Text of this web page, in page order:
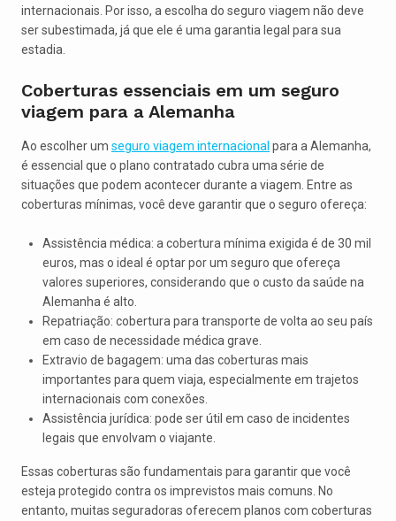
internacionais. Por isso, a escolha do seguro viagem não deve
ser subestimada, já que ele é uma garantia legal para sua
estadia.
Coberturas essenciais em um seguro
viagem para a Alemanha
Ao escolher um seguro viagem internacional para a Alemanha,
é essencial que o plano contratado cubra uma série de
situações que podem acontecer durante a viagem. Entre as
coberturas mínimas, você deve garantir que o seguro ofereça:
Assistência médica: a cobertura mínima exigida é de 30 mil
euros, mas o ideal é optar por um seguro que ofereça
valores superiores, considerando que o custo da saúde na
Alemanha é alto.
Repatriação: cobertura para transporte de volta ao seu país
em caso de necessidade médica grave.
Extravio de bagagem: uma das coberturas mais
importantes para quem viaja, especialmente em trajetos
internacionais com conexões.
Assistência jurídica: pode ser útil em caso de incidentes
legais que envolvam o viajante.
Essas coberturas são fundamentais para garantir que você
esteja protegido contra os imprevistos mais comuns. No
entanto, muitas seguradoras oferecem planos com coberturas